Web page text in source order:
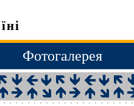
Фотогалерея